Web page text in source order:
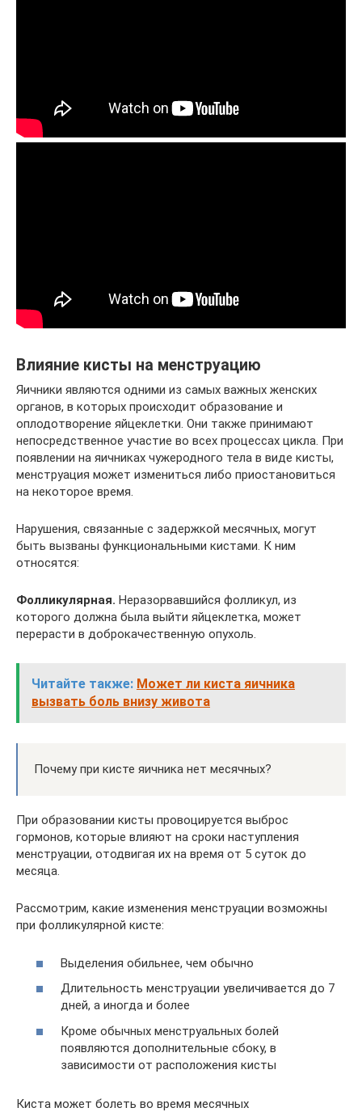
Влияние кисты на менструацию
Яичники являются одними из самых важных женских
органов, в которых происходит образование и
оплодотворение яйцеклетки. Они также принимают
непосредственное участие во всех процессах цикла. При
появлении на яичниках чужеродного тела в виде кисты,
менструация может измениться либо приостановиться
на некоторое время.
Нарушения, связанные с задержкой месячных, могут
быть вызваны функциональными кистами. К ним
относятся:
Фолликулярная. Неразорвавшийся фолликул, из
которого должна была выйти яйцеклетка, может
перерасти в доброкачественную опухоль.
Читайте также: Может ли киста яичника
вызвать боль внизу живота
Почему при кисте яичника нет месячных?
При образовании кисты провоцируется выброс
гормонов, которые влияют на сроки наступления
менструации, отодвигая их на время от 5 суток до
месяца.
Рассмотрим, какие изменения менструации возможны
при фолликулярной кисте:
Выделения обильнее, чем обычно
Длительность менструации увеличивается до 7
дней, а иногда и более
Кроме обычных менструальных болей
появляются дополнительные сбоку, в
зависимости от расположения кисты
Киста может болеть во время месячных